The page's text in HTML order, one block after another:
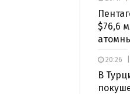
$76,6
В
20:26